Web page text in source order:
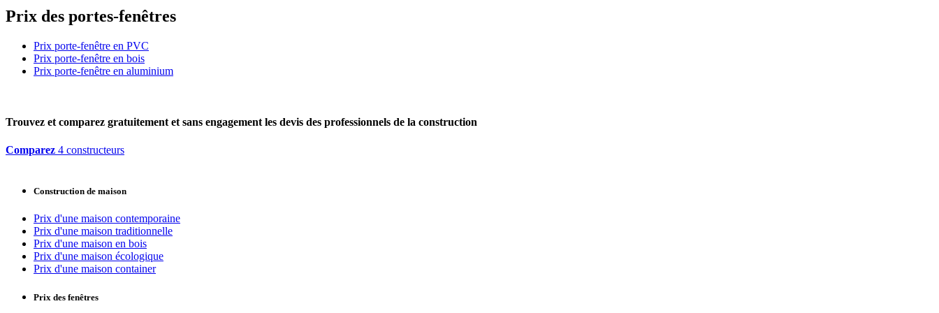
Prix des portes-fenêtres
Prix porte-fenêtre en PVC
Prix porte-fenêtre en bois
Prix porte-fenêtre en aluminium
Trouvez et comparez gratuitement et sans engagement les devis des professionnels de la construction
Comparez 4 constructeurs
Construction de maison
Prix d'une maison contemporaine
Prix d'une maison traditionnelle
Prix d'une maison en bois
Prix d'une maison écologique
Prix d'une maison container
Prix des fenêtres